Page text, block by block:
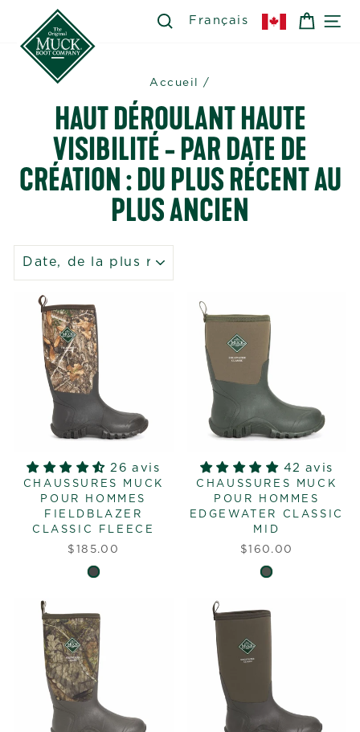
contenu
SEARCH
RECHERCHER
Français
Accueil /
HAUT DÉROULANT HAUTE
VISIBILITÉ - PAR DATE DE
CRÉATION : DU PLUS RÉCENT AU
PLUS ANCIEN
26 avis
CHAUSSURES MUCK
POUR HOMMES
FIELDBLAZER
CLASSIC FLEECE
$185.00
42 avis
CHAUSSURES MUCK
POUR HOMMES
EDGEWATER CLASSIC
MID
$160.00